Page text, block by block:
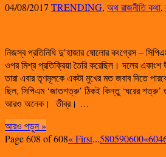
04/08/2017 TRENDING, অথ রাজনীতি কথা,
নিজস্ব প্রতিনিধি দু’হাজার ষোলোর কংগ্রেস –
ওপর মিশ্র প্রতিক্রিয়া তৈরি করেছিল। দলের একাংশ
তারা এবার তৃণমূলকে একটা মুখের মত জবাব দিতে
ছিল, সিপিএম ‘জাতশত্রু’ ঠিকই কিন্তু ‘ঘরের শত্রু’
আরও অনেক। তীব্র। …
আরও পড়ুন »
Page 608 of 608« First...580590600«604